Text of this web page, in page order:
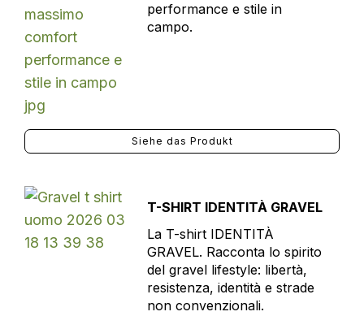
performance e stile in
campo.
Siehe das Produkt
T-SHIRT IDENTITÀ GRAVEL
La T-shirt IDENTITÀ
GRAVEL. Racconta lo spirito
del gravel lifestyle: libertà,
resistenza, identità e strade
non convenzionali.